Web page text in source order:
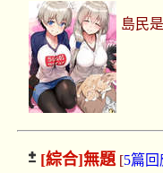
島民
[綜合]無題[5篇回